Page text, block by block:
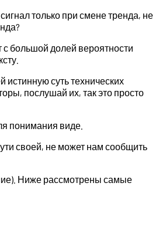
только при смене тренда, не
с большой долей вероятности
суть технических
послушай их, так это просто
понимания виде.
своей, не может нам сообщить
Ниже рассмотрены самые